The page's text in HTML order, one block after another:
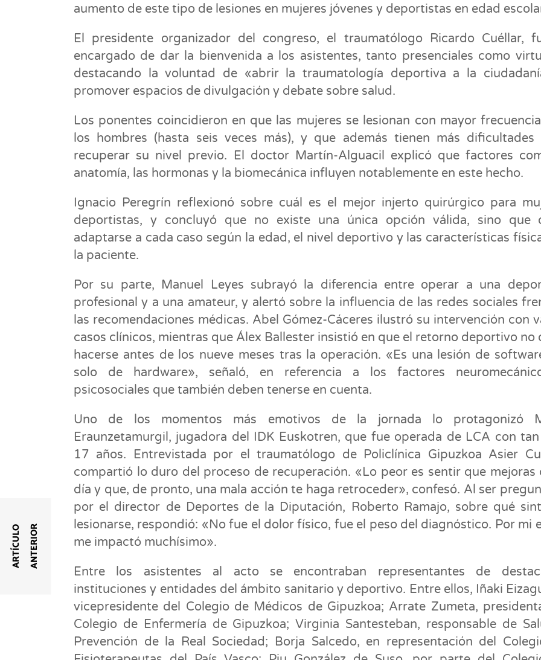
aumento de este tipo de lesiones en mujeres jóvenes y deportistas en edad
El presidente organizador del congreso, el traumatólogo Ricardo Cuéllar,
encargado de dar la bienvenida a los asistentes, tanto presenciales como
destacando la voluntad de «abrir la traumatología deportiva a la
promover espacios de divulgación y debate sobre salud.
Los ponentes coincidieron en que las mujeres se lesionan con mayor
los hombres (hasta seis veces más), y que además tienen más dificultades
recuperar su nivel previo. El doctor Martín-Alguacil explicó que factores
anatomía, las hormonas y la biomecánica influyen notablemente en este hecho.
Ignacio Peregrín reflexionó sobre cuál es el mejor injerto quirúrgico para
deportistas, y concluyó que no existe una única opción válida, sino que
adaptarse a cada caso según la edad, el nivel deportivo y las características
la paciente.
Por su parte, Manuel Leyes subrayó la diferencia entre operar a una
profesional y a una amateur, y alertó sobre la influencia de las redes sociales
las recomendaciones médicas. Abel Gómez-Cáceres ilustró su intervención con
casos clínicos, mientras que Álex Ballester insistió en que el retorno deportivo no
hacerse antes de los nueve meses tras la operación. «Es una lesión de
solo de hardware», señaló, en referencia a los factores
psicosociales que también deben tenerse en cuenta.
Uno de los momentos más emotivos de la jornada lo protagonizó
Eraunzetamurgil, jugadora del IDK Euskotren, que fue operada de LCA con
17 años. Entrevistada por el traumatólogo de Policlínica Gipuzkoa Asier
compartió lo duro del proceso de recuperación. «Lo peor es sentir que mejoras
día y que, de pronto, una mala acción te haga retroceder», confesó. Al ser
por el director de Deportes de la Diputación, Roberto Ramajo, sobre qué
lesionarse, respondió: «No fue el dolor físico, fue el peso del diagnóstico. Por mi
me impactó muchísimo».
Entre los asistentes al acto se encontraban representantes de
instituciones y entidades del ámbito sanitario y deportivo. Entre ellos, Iñaki
vicepresidente del Colegio de Médicos de Gipuzkoa; Arrate Zumeta,
Colegio de Enfermería de Gipuzkoa; Virginia Santesteban, responsable de
Prevención de la Real Sociedad; Borja Salcedo, en representación del
A
R
T
Í
C
U
L
O
A
N
T
E
R
I
O R